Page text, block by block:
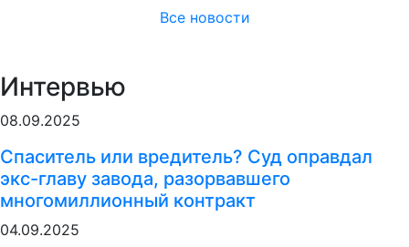
Все новости
Интервью
08.09.2025
Спаситель или вредитель? Суд оправдал
экс-главу завода, разорвавшего
многомиллионный контракт
04.09.2025